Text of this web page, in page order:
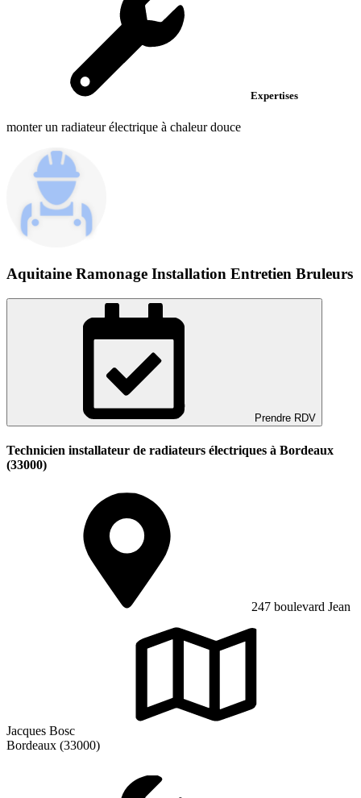
Expertises
monter un radiateur électrique à chaleur douce
Aquitaine Ramonage Installation Entretien Bruleurs
Prendre RDV
Technicien installateur de radiateurs électriques à Bordeaux
(33000)
247 boulevard Jean
Jacques Bosc
Bordeaux (33000)